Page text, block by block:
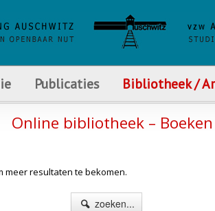
Publicaties Bibliotheek /
Online bibliotheek –
meer resultaten te bekomen.
zoeken...